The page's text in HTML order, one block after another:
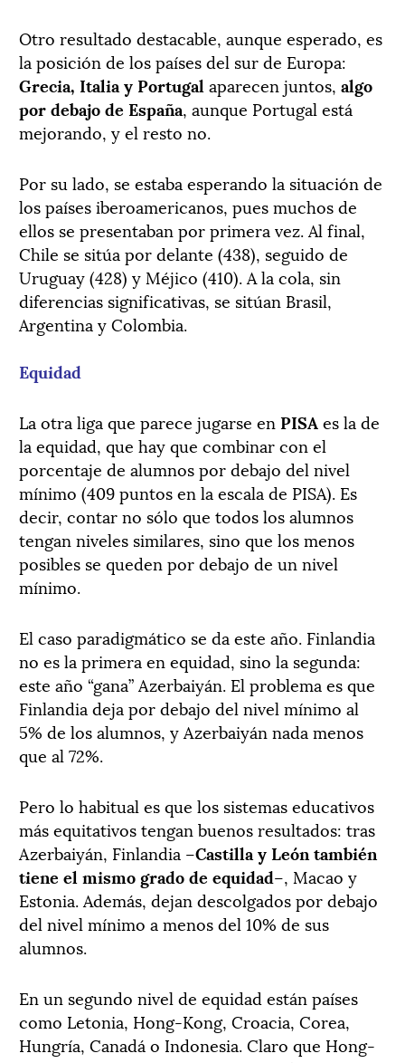
Otro resultado destacable, aunque esperado, es
la posición de los países del sur de Europa:
Grecia, Italia y Portugal aparecen juntos, algo
por debajo de España, aunque Portugal está
mejorando, y el resto no.
Por su lado, se estaba esperando la situación de
los países iberoamericanos, pues muchos de
ellos se presentaban por primera vez. Al final,
Chile se sitúa por delante (438), seguido de
Uruguay (428) y Méjico (410). A la cola, sin
diferencias significativas, se sitúan Brasil,
Argentina y Colombia.
Equidad
La otra liga que parece jugarse en PISA es la de
la equidad, que hay que combinar con el
porcentaje de alumnos por debajo del nivel
mínimo (409 puntos en la escala de PISA). Es
decir, contar no sólo que todos los alumnos
tengan niveles similares, sino que los menos
posibles se queden por debajo de un nivel
mínimo.
El caso paradigmático se da este año. Finlandia
no es la primera en equidad, sino la segunda:
este año “gana” Azerbaiyán. El problema es que
Finlandia deja por debajo del nivel mínimo al
5% de los alumnos, y Azerbaiyán nada menos
que al 72%.
Pero lo habitual es que los sistemas educativos
más equitativos tengan buenos resultados: tras
Azerbaiyán, Finlandia –Castilla y León también
tiene el mismo grado de equidad–, Macao y
Estonia. Además, dejan descolgados por debajo
del nivel mínimo a menos del 10% de sus
alumnos.
En un segundo nivel de equidad están países
como Letonia, Hong-Kong, Croacia, Corea,
Hungría, Canadá o Indonesia. Claro que Hong-